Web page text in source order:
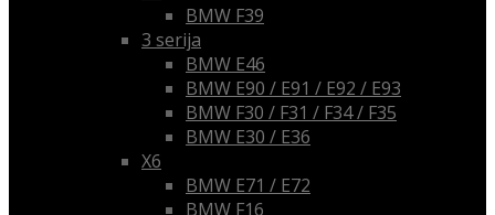
BMW F39
3 serija
BMW E46
BMW E90 / E91 / E92 / E93
BMW F30 / F31 / F34 / F35
BMW E30 / E36
X6
BMW E71 / E72
BMW F16